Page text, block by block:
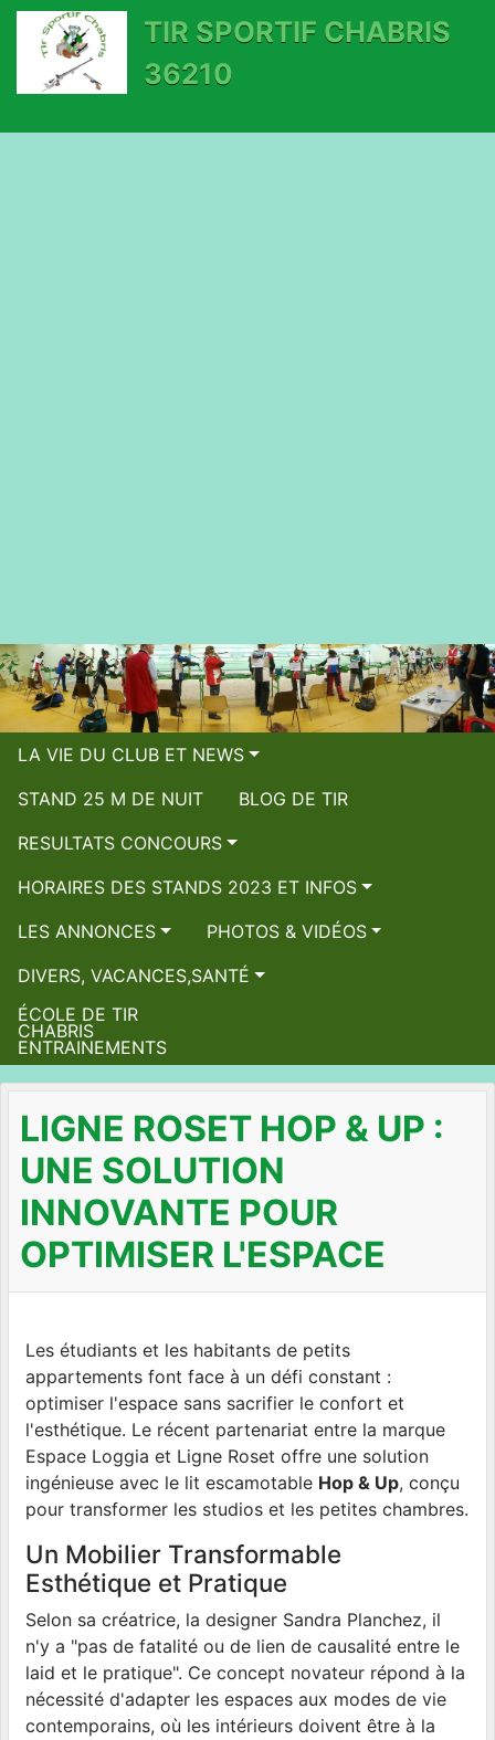
TIR SPORTIF CHABRIS
36210
LA VIE DU CLUB ET NEWS
STAND 25 M DE NUIT
BLOG DE TIR
RESULTATS CONCOURS
HORAIRES DES STANDS 2023 ET INFOS
LES ANNONCES
PHOTOS & VIDÉOS
DIVERS, VACANCES,SANTÉ
ÉCOLE DE TIR
CHABRIS
ENTRAINEMENTS
LIGNE ROSET HOP & UP :
UNE SOLUTION
INNOVANTE POUR
OPTIMISER L'ESPACE
Les étudiants et les habitants de petits
appartements font face à un défi constant :
optimiser l'espace sans sacrifier le confort et
l'esthétique. Le récent partenariat entre la marque
Espace Loggia et Ligne Roset offre une solution
ingénieuse avec le lit escamotable Hop & Up, conçu
pour transformer les studios et les petites chambres.
Un Mobilier Transformable
Esthétique et Pratique
Selon sa créatrice, la designer Sandra Planchez, il
n'y a "pas de fatalité ou de lien de causalité entre le
laid et le pratique". Ce concept novateur répond à la
nécessité d'adapter les espaces aux modes de vie
contemporains, où les intérieurs doivent être à la